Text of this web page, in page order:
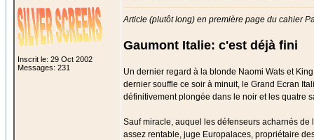
Inscrit le: 29 Oct 2002
Messages: 231
Article (plutôt long) en première page du cahier
Gaumont Italie: c'est déjà fini
Un dernier regard à la blonde Naomi Wats et
dernier souffle ce soir à minuit, le Grand Ecran
définitivement plongée dans le noir et les quatre
Sauf miracle, auquel les défenseurs acharnés
assez rentable, juge Europalaces, propriétaire